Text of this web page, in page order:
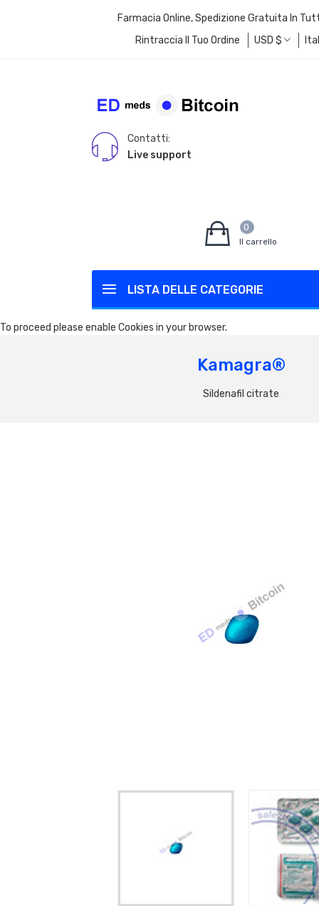
Farmacia Online, Spedizione Gratuita In
Rintraccia Il Tuo Ordine
USD $
Contatti:
Live support
LISTA DELLE CATEGORIE
0
Il carrello
To proceed please enable Cookies in your browser.
Kamagra®
Sildenafil citrate